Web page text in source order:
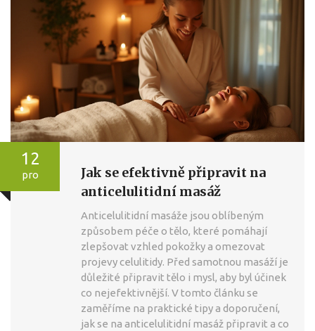
12
pro
Jak se efektivně připravit na
anticelulitidní masáž
Anticelulitidní masáže jsou oblíbeným
způsobem péče o tělo, které pomáhají
zlepšovat vzhled pokožky a omezovat
projevy celulitidy. Před samotnou masáží je
důležité připravit tělo i mysl, aby byl účinek
co nejefektivnější. V tomto článku se
zaměříme na praktické tipy a doporučení,
jak se na anticelulitidní masáž připravit a co